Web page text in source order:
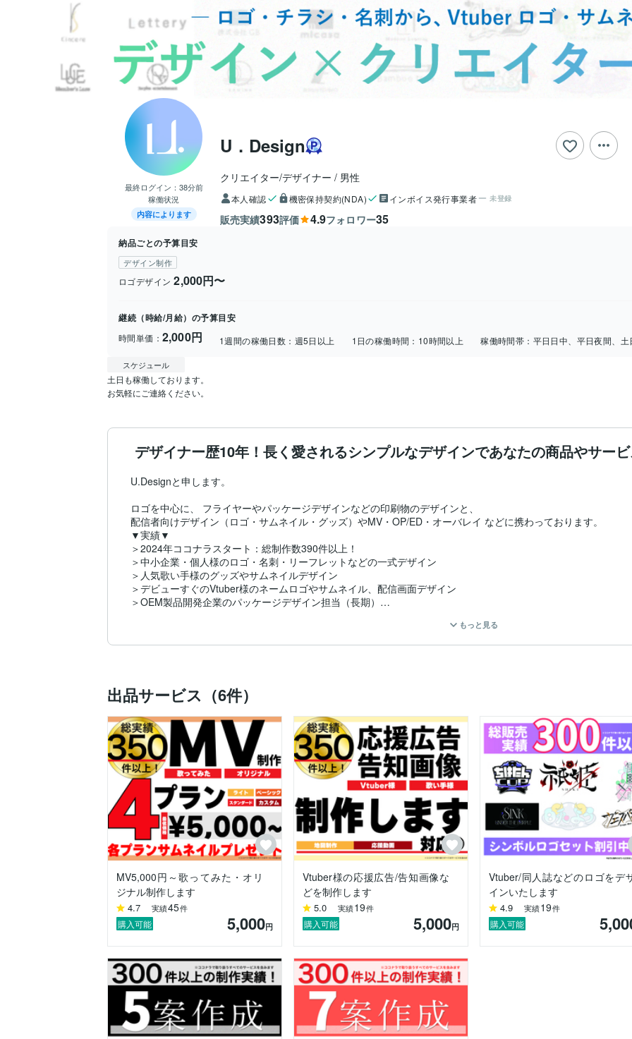
最終ログイン： 38分前
稼働状況
内容によります
U．Design
クリエイター/デザイナー 男性
本人確認 機密保持契約(NDA) インボイス発行事業者 未登録
販売実績393評価 4.9フォロワー35
納品ごとの予算目安
デザイン制作
ロゴデザイン 2,000円〜
継続（時給/月給）の予算目安
時間単価： 2,000円 1週間の稼働日数： 週5日以上 1日の稼働時間： 10時間以上 稼働時間帯： 平日日中、平日夜間、土
スケジュール
土日も稼働しております。
お気軽にご連絡ください。
デザイナー歴10年！長く愛されるシンプルなデザインであなたの商品やサー
U.Designと申します。
ロゴを中心に、 フライヤーやパッケージデザインなどの印刷物のデザインと、
配信者向けデザイン（ロゴ・サムネイル・グッズ）やMV・OP/ED・オーバレイ などに携わっております。
▼実績▼
＞2024年ココナラスタート：総制作数390件以上！
＞中小企業・個人様のロゴ・名刺・リーフレットなどの一式デザイン
＞人気歌い手様のグッズやサムネイルデザイン
＞デビューすぐのVtuber様のネームロゴやサムネイル、配信画面デザイン
＞OEM製品開発企業のパッケージデザイン担当（長期）
・シンプルで洗練されたロゴがほしい！
1️⃣ ご相談・ヒアリング（目的やイメージをお伺いします）
2️⃣ デザイン提案（複数案ご提案！）
3️⃣ 修正対応（納得いくまで対応OK）
4️⃣ 納品（データ形式：AI / PNG / JPG など）
※案件ごとに柔軟に対応しますので、お気軽にご相談ください！
料金の目安（税別）
ロゴデザイン：5,000円～50,000円
パッケージデザイン：要相談
配信者向けデザイン（ロゴ・サムネイル・グッズ）：要相談
クライアント様からの評価（一例）
「シンプルなのに印象に残るデザインで大満足！」
「やりとりがスムーズで、修正も快く対応してくれました！」
「スピーディーなのにクオリティが高い！」
ご相談だけでも大歓迎です！
「相談しやすく、何度でも頼みたくなる」 そんなデザイナーを目指しています。
ぜひ、お気軽にご連絡ください！
もっと見る
出品サービス（6件）
MV5,000円～歌ってみた・オリ
ジナル制作します
4.7 実績45件
購入可能 5,000円
Vtuber様の応援広告/告知画像な
どを制作します
5.0 実績19件
購入可能 5,000円
Vtuber/同人誌などのロゴをデ
インいたします
4.9 実績19件
購入可能